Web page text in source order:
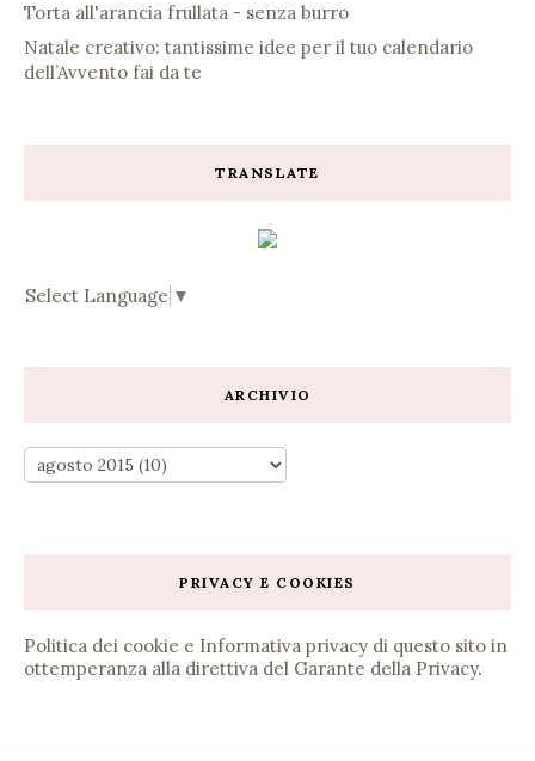
Torta all'arancia frullata - senza burro
Natale creativo: tantissime idee per il tuo calendario
dell’Avvento fai da te
TRANSLATE
Select Language ▼
ARCHIVIO
PRIVACY E COOKIES
Politica dei cookie e Informativa privacy di questo sito in
ottemperanza alla direttiva del Garante della Privacy.